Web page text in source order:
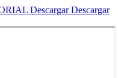
DescargarDescargar